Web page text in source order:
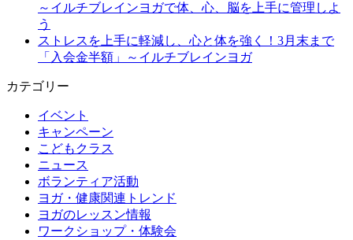
～イルチブレインヨガで体、心、脳を上手に管理しよ
う
ストレスを上手に軽減し、心と体を強く！3月末まで
「入会金半額」～イルチブレインヨガ
カテゴリー
イベント
キャンペーン
こどもクラス
ニュース
ボランティア活動
ヨガ・健康関連トレンド
ヨガのレッスン情報
ワークショップ・体験会